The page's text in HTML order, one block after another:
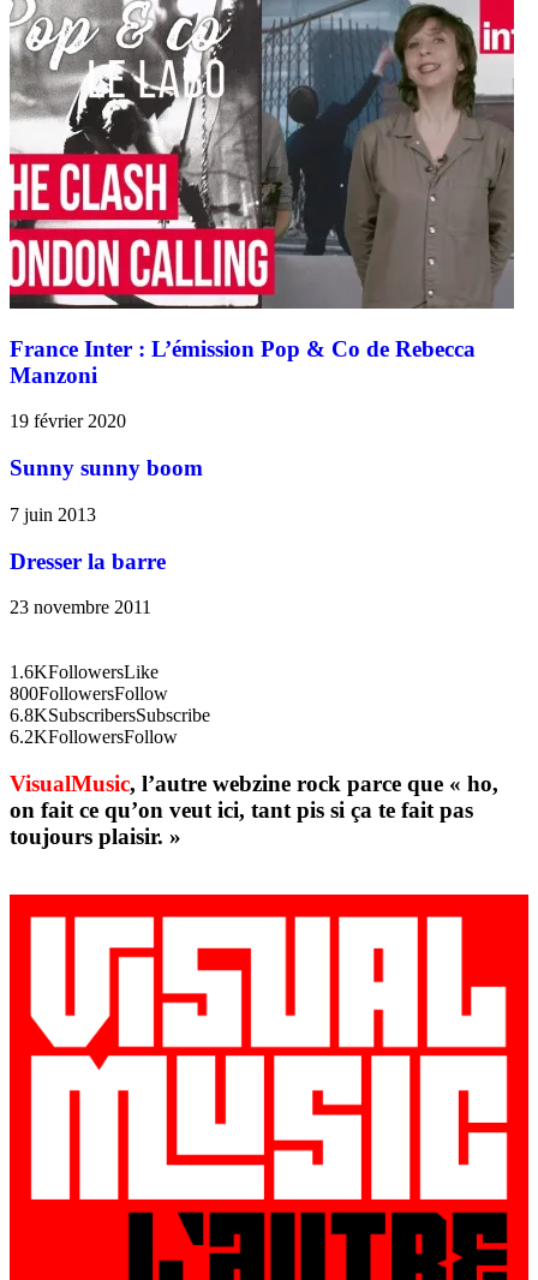
France Inter : L’émission Pop & Co de Rebecca
Manzoni
19 février 2020
Sunny sunny boom
7 juin 2013
Dresser la barre
23 novembre 2011
1.6KFollowersLike
800FollowersFollow
6.8KSubscribersSubscribe
6.2KFollowersFollow
VisualMusic, l’autre webzine rock parce que « ho,
on fait ce qu’on veut ici, tant pis si ça te fait pas
toujours plaisir. »